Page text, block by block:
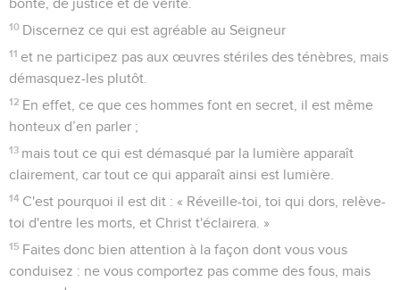
bonté, de justice et de vérité.
10 Discernez ce qui est agréable au Seigneur
11 et ne participez pas aux œuvres stériles des ténèbres, mais
démasquez-les plutôt.
12 En effet, ce que ces hommes font en secret, il est même
honteux d’en parler ;
13 mais tout ce qui est démasqué par la lumière apparaît
clairement, car tout ce qui apparaît ainsi est lumière.
14 C'est pourquoi il est dit : « Réveille-toi, toi qui dors, relève-
toi d'entre les morts, et Christ t'éclairera. »
15 Faites donc bien attention à la façon dont vous vous
conduisez : ne vous comportez pas comme des fous, mais